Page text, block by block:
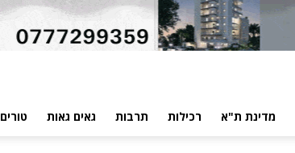
מדינת ת"א רכילות תרבות גאים גאות טורים